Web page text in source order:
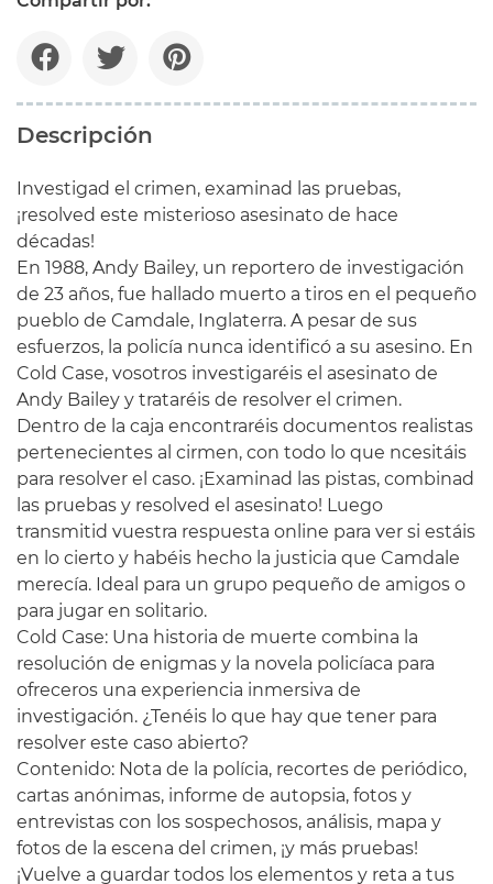
Descripción
Investigad el crimen, examinad las pruebas,
¡resolved este misterioso asesinato de hace
décadas!
En 1988, Andy Bailey, un reportero de investigación
de 23 años, fue hallado muerto a tiros en el pequeño
pueblo de Camdale, Inglaterra. A pesar de sus
esfuerzos, la policía nunca identificó a su asesino. En
Cold Case, vosotros investigaréis el asesinato de
Andy Bailey y trataréis de resolver el crimen.
Dentro de la caja encontraréis documentos realistas
pertenecientes al cirmen, con todo lo que ncesitáis
para resolver el caso. ¡Examinad las pistas, combinad
las pruebas y resolved el asesinato! Luego
transmitid vuestra respuesta online para ver si estáis
en lo cierto y habéis hecho la justicia que Camdale
merecía. Ideal para un grupo pequeño de amigos o
para jugar en solitario.
Cold Case: Una historia de muerte combina la
resolución de enigmas y la novela policíaca para
ofreceros una experiencia inmersiva de
investigación. ¿Tenéis lo que hay que tener para
resolver este caso abierto?
Contenido: Nota de la polícia, recortes de periódico,
cartas anónimas, informe de autopsia, fotos y
entrevistas con los sospechosos, análisis, mapa y
fotos de la escena del crimen, ¡y más pruebas!
¡Vuelve a guardar todos los elementos y reta a tus